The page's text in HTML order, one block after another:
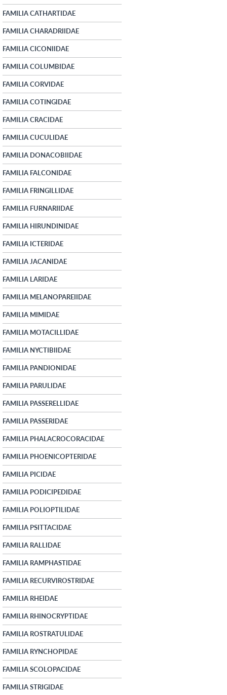
FAMILIA CATHARTIDAE
FAMILIA CHARADRIIDAE
FAMILIA CICONIIDAE
FAMILIA COLUMBIDAE
FAMILIA CORVIDAE
FAMILIA COTINGIDAE
FAMILIA CRACIDAE
FAMILIA CUCULIDAE
FAMILIA DONACOBIIDAE
FAMILIA FALCONIDAE
FAMILIA FRINGILLIDAE
FAMILIA FURNARIIDAE
FAMILIA HIRUNDINIDAE
FAMILIA ICTERIDAE
FAMILIA JACANIDAE
FAMILIA LARIDAE
FAMILIA MELANOPAREIIDAE
FAMILIA MIMIDAE
FAMILIA MOTACILLIDAE
FAMILIA NYCTIBIIDAE
FAMILIA PANDIONIDAE
FAMILIA PARULIDAE
FAMILIA PASSERELLIDAE
FAMILIA PASSERIDAE
FAMILIA PHALACROCORACIDAE
FAMILIA PHOENICOPTERIDAE
FAMILIA PICIDAE
FAMILIA PODICIPEDIDAE
FAMILIA POLIOPTILIDAE
FAMILIA PSITTACIDAE
FAMILIA RALLIDAE
FAMILIA RAMPHASTIDAE
FAMILIA RECURVIROSTRIDAE
FAMILIA RHEIDAE
FAMILIA RHINOCRYPTIDAE
FAMILIA ROSTRATULIDAE
FAMILIA RYNCHOPIDAE
FAMILIA SCOLOPACIDAE
FAMILIA STRIGIDAE